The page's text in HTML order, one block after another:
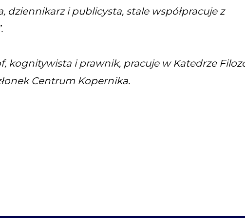
dziennikarz i publicysta, stale współpracuje z
kognitywista i prawnik, pracuje w Katedrze
Centrum Kopernika.